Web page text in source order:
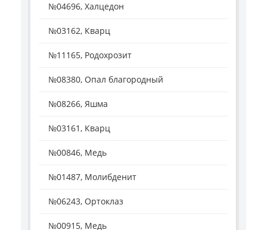
№04696, Халцедон
№03162, Кварц
№11165, Родохрозит
№08380, Опал благородный
№08266, Яшма
№03161, Кварц
№00846, Медь
№01487, Молибденит
№06243, Ортоклаз
№00915, Медь